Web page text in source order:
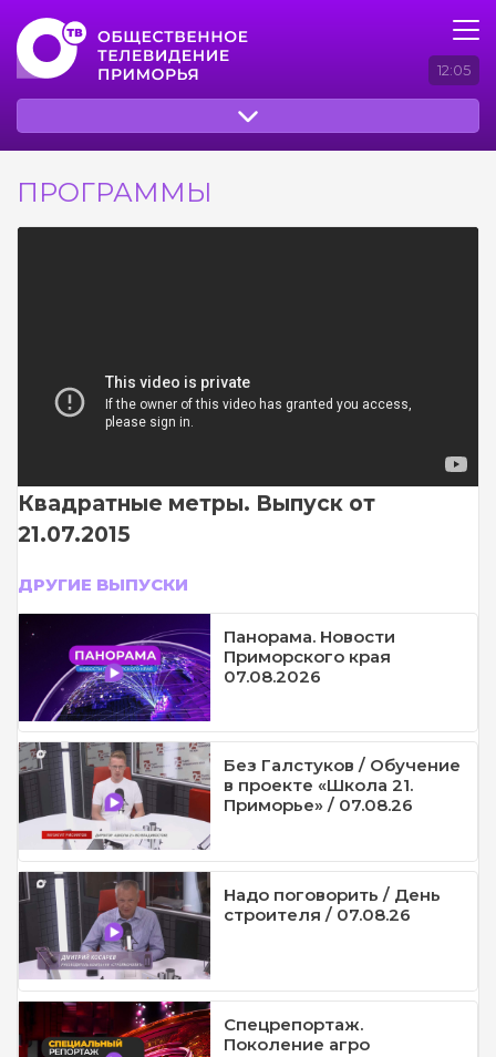
12:05
ПРОГРАММЫ
Квадратные метры. Выпуск от
21.07.2015
ДРУГИЕ ВЫПУСКИ
Панорама. Новости
Приморского края
07.08.2026
Без Галстуков / Обучение
в проекте «Школа 21.
Приморье» / 07.08.26
Надо поговорить / День
строителя / 07.08.26
Спецрепортаж.
Поколение агро